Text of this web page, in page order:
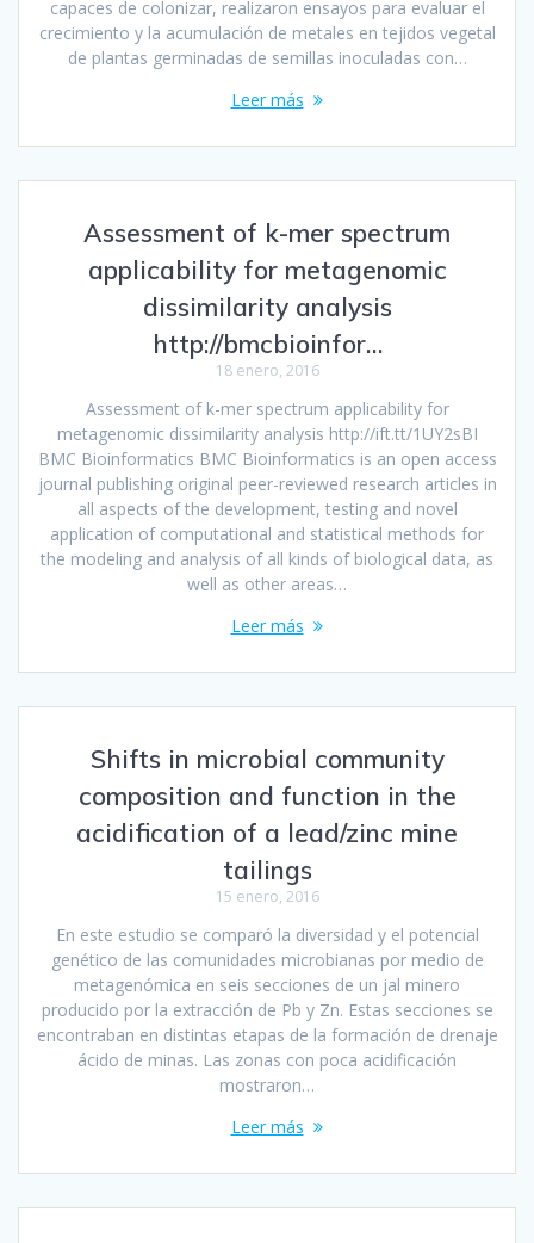
capaces de colonizar, realizaron ensayos para evaluar el
crecimiento y la acumulación de metales en tejidos vegetal
de plantas germinadas de semillas inoculadas con…
Leer más
Assessment of k-mer spectrum
applicability for metagenomic
dissimilarity analysis
http://bmcbioinfor…
18 enero, 2016
Assessment of k-mer spectrum applicability for
metagenomic dissimilarity analysis http://ift.tt/1UY2sBI
BMC Bioinformatics BMC Bioinformatics is an open access
journal publishing original peer-reviewed research articles in
all aspects of the development, testing and novel
application of computational and statistical methods for
the modeling and analysis of all kinds of biological data, as
well as other areas…
Leer más
Shifts in microbial community
composition and function in the
acidification of a lead/zinc mine
tailings
15 enero, 2016
En este estudio se comparó la diversidad y el potencial
genético de las comunidades microbianas por medio de
metagenómica en seis secciones de un jal minero
producido por la extracción de Pb y Zn. Estas secciones se
encontraban en distintas etapas de la formación de drenaje
ácido de minas. Las zonas con poca acidificación
mostraron…
Leer más